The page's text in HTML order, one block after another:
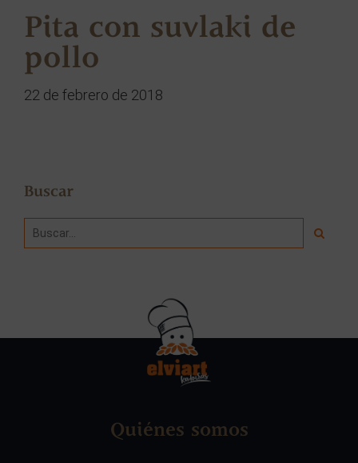
Pita con suvlaki de
pollo
22 de febrero de 2018
Buscar
Quiénes somos